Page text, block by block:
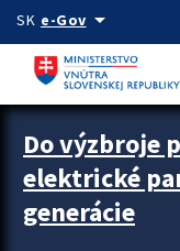
Preskocit na hlavný
SK e-Govarrow_drop_down
Zastavit automatický
Do výzbroje
elektrické
generácie